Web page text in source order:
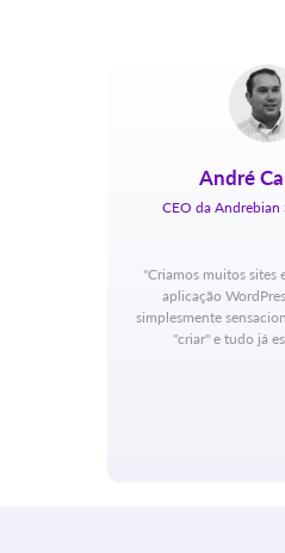
André
CEO da Andrebian
"Criamos muitos sites
aplicação
simplesmente
"criar" e tudo já